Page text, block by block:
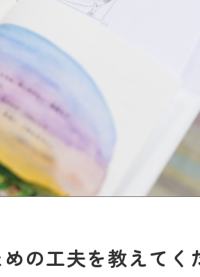
の工夫を教えてく